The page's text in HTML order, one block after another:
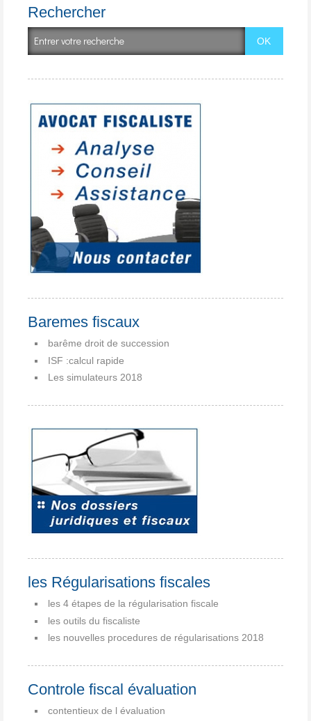
Rechercher
Baremes fiscaux
barême droit de succession
ISF :calcul rapide
Les simulateurs 2018
les Régularisations fiscales
les 4 étapes de la régularisation fiscale
les outils du fiscaliste
les nouvelles procedures de régularisations 2018
Controle fiscal évaluation
contentieux de l évaluation